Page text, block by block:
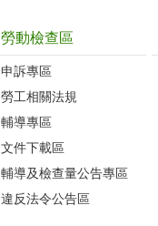
勞動檢查區
申訴專區
勞工相關法規
輔導專區
文件下載區
輔導及檢查量公告專區
違反法令公告區